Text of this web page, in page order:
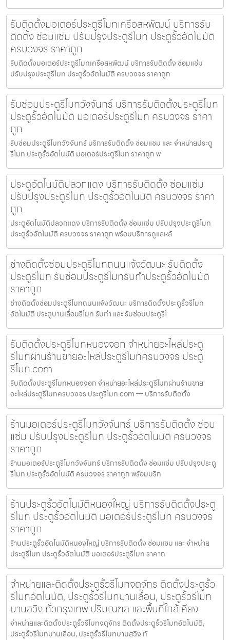
รับติดตั้งมอเตอร์ประตูรีโมทเครือสหพัฒน์ บริการรับ
ติดตั้ง ซ่อมแซ่ม ปรับปรุงประตูรีโมท ประตูรั้วอัตโนมัติ
ครบวงจร ราคาถูก
รับติดตั้งมอเตอร์ประตูรีโมทเครือสหพัฒน์ บริการรับติดตั้ง ซ่อมแซ่ม
ปรับปรุงประตูรีโมท ประตูรั้วอัตโนมัติ ครบวงจร ราคาถูก
รับซ่อมประตูรีโมทวังจันทร์ บริการรับติดตั้งประตูรีโมท
ประตูรั้วอัตโนมัติ มอเตอร์ประตูรีโมท ครบวงจร ราคา
ถูก
รับซ่อมประตูรีโมทวังจันทร์ บริการรับติดตั้ง ซ่อมแซม และ จำหน่ายประตู
รีโมท ประตูรั้วอัตโนมัติ มอเตอร์ประตูรีโมท ราคาถูก พ
ประตูอัตโนมัติปลวกแดง บริการรับติดตั้ง ซ่อมแซ่ม
ปรับปรุงประตูรีโมท ประตูรั้วอัตโนมัติ ครบวงจร ราคา
ถูก
ประตูอัตโนมัติปลวกแดง บริการรับติดตั้ง ซ่อมแซ่ม ปรับปรุงประตูรีโมท
ประตูรั้วอัตโนมัติ ครบวงจร ราคาถูก พร้อมบริการดูแลหลั
ช่างติดตั้งซ่อมประตูรีโมทถนนแจ้งวัฒนะ รับติดตั้ง
ประตูรีโมท รับซ่อมประตูรีโมทรับทำประตูรั้วอัตโนมัติ
ราคาถูก
ช่างติดตั้งซ่อมประตูรีโมทถนนแจ้งวัฒนะ บริการติดตั้งประตูรั้วรีโมท
อัตโนมัติ ประตูบานเลื่อนรีโมท รับทำ และ รับซ่อมประตูรีโ
รับติดตั้งประตูรีโมทหนองจอก จำหน่ายอะไหล่ประตู
รีโมทผ่านร้านขายอะไหล่ประตูรีโมทครบวงจร ประตู
รีโมท.com
รับติดตั้งประตูรีโมทหนองจอก จำหน่ายอะไหล่ประตูรีโมทผ่านร้านขาย
อะไหล่ประตูรีโมทครบวงจร ประตูรีโมท.com — บริการรับติดตั้ง
ร้านมอเตอร์ประตูรีโมทวังจันทร์ บริการรับติดตั้ง ซ่อม
แซ่ม ปรับปรุงประตูรีโมท ประตูรั้วอัตโนมัติ ครบวงจร
ราคาถูก
ร้านมอเตอร์ประตูรีโมทวังจันทร์ บริการรับติดตั้ง ซ่อมแซ่ม ปรับปรุงประตู
รีโมท ประตูรั้วอัตโนมัติ ครบวงจร ราคาถูก พร้อมบริก
ร้านประตูรั้วอัตโนมัติหนองใหญ่ บริการรับติดตั้งประตู
รีโมท ประตูรั้วอัตโนมัติ มอเตอร์ประตูรีโมท ครบวงจร
ราคาถูก
ร้านประตูรั้วอัตโนมัติหนองใหญ่ บริการรับติดตั้ง ซ่อมแซม และ จำหน่าย
ประตูรีโมท ประตูรั้วอัตโนมัติ มอเตอร์ประตูรีโมท ราคาถ
จำหน่ายและติดตั้งประตูรั้วรีโมทจตุจักร ติดตั้งประตูรั้ว
รีโมทอัตโนมัติ, ประตูรั้วรีโมทบานเลื่อน, ประตูรั้วรีโมท
บานสวิง ทั่วกรุงเทพ ปริมณฑล และพื้นที่ใกล้เคียง
จำหน่ายและติดตั้งประตูรั้วรีโมทจตุจักร ติดตั้งประตูรั้วรีโมทอัตโนมัติ,
ประตูรั้วรีโมทบานเลื่อน, ประตูรั้วรีโมทบานสวิง ทั